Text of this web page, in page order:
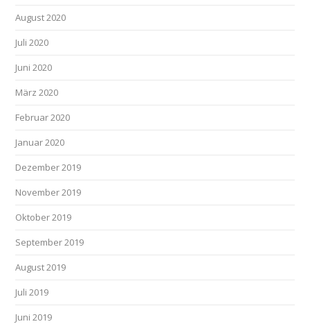
August 2020
Juli 2020
Juni 2020
März 2020
Februar 2020
Januar 2020
Dezember 2019
November 2019
Oktober 2019
September 2019
August 2019
Juli 2019
Juni 2019